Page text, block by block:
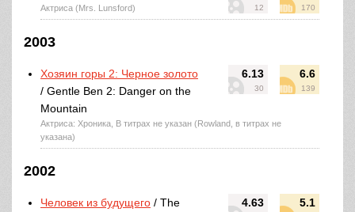
12 170
Актриса (Mrs. Lunsford)
2003
6.13
30
6.6
139
Хозяин горы 2: Черное золото
/ Gentle Ben 2: Danger on the
Mountain
Актриса: Хроника, В титрах не указан (Rowland, в титрах не
указана)
2002
4.63 5.1
Человек из будущего / The